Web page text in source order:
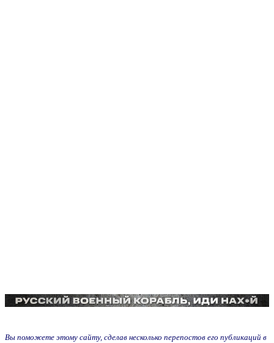
Вы поможете этому сайту, сделав несколько перепостов его публикаций в